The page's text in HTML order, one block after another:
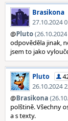
Brasikona
27.10.2024
@Pluto
odpověděla jinak,
jsem to jako
Pluto
26.10.2024
@Brasikona
polštině. Všechny
a s texty.